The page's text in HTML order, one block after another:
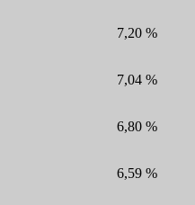
7,20 %
7,04 %
6,80 %
6,59 %